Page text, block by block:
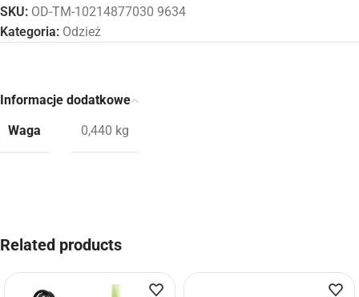
SKU: OD-TM-10214877030 9634
Kategoria: Odzież
Informacje dodatkowe
Waga
0,440 kg
Related products